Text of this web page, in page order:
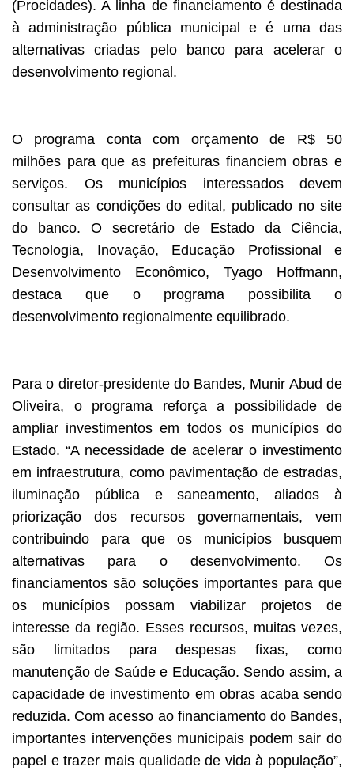
(Procidades). A linha de financiamento é destinada
à administração pública municipal e é uma das
alternativas criadas pelo banco para acelerar o
desenvolvimento regional.
O programa conta com orçamento de R$ 50
milhões para que as prefeituras financiem obras e
serviços. Os municípios interessados devem
consultar as condições do edital, publicado no site
do banco. O secretário de Estado da Ciência,
Tecnologia, Inovação, Educação Profissional e
Desenvolvimento Econômico, Tyago Hoffmann,
destaca que o programa possibilita o
desenvolvimento regionalmente equilibrado.
Para o diretor-presidente do Bandes, Munir Abud de
Oliveira, o programa reforça a possibilidade de
ampliar investimentos em todos os municípios do
Estado. “A necessidade de acelerar o investimento
em infraestrutura, como pavimentação de estradas,
iluminação pública e saneamento, aliados à
priorização dos recursos governamentais, vem
contribuindo para que os municípios busquem
alternativas para o desenvolvimento. Os
financiamentos são soluções importantes para que
os municípios possam viabilizar projetos de
interesse da região. Esses recursos, muitas vezes,
são limitados para despesas fixas, como
manutenção de Saúde e Educação. Sendo assim, a
capacidade de investimento em obras acaba sendo
reduzida. Com acesso ao financiamento do Bandes,
importantes intervenções municipais podem sair do
papel e trazer mais qualidade de vida à população”,